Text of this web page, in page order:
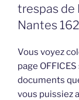
trespas de
Nantes
Vous voyez
page
documents
vous puissiez